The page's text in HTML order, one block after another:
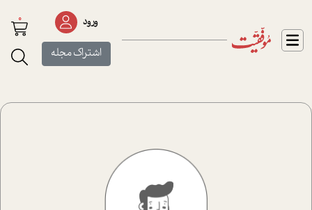
ورود
اشتراک مجله
0